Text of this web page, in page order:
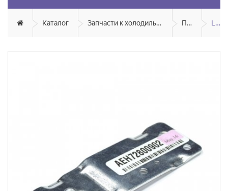
Каталог Запчасти к холодильникам бытовым Прочее LG